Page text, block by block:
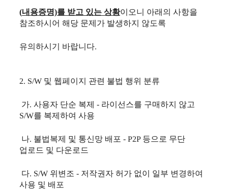
(내용증명)를 받고 있는 상황이오니 아래의 사항을
참조하시어 해당 문제가 발생하지 않도록
유의하시기 바랍니다.
2. S/W 및 웹페이지 관련 불법 행위 분류
가. 사용자 단순 복제 - 라이선스를 구매하지 않고
S/W를 복제하여 사용
나. 불법복제 및 통신망 배포 - P2P 등으로 무단
업로드 및 다운로드
다. S/W 위변조 - 저작권자 허가 없이 일부 변경하여
사용 및 배포